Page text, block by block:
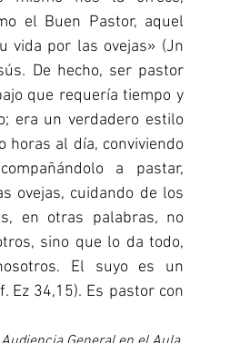
el Buen Pastor, aquel
vida por las ovejas» (Jn
De hecho, ser pastor
que requería tiempo y
era un verdadero estilo
horas al día, conviviendo
a pastar,
ovejas, cuidando de los
en otras palabras, no
sino que lo da todo,
El suyo es un
Ez 34,15). Es pastor con